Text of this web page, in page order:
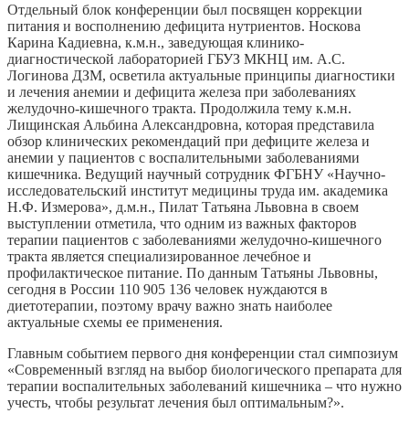
Отдельный блок конференции был посвящен коррекции
питания и восполнению дефицита нутриентов. Носкова
Карина Кадиевна, к.м.н., заведующая клинико-
диагностической лабораторией ГБУЗ МКНЦ им. А.С.
Логинова ДЗМ, осветила актуальные принципы диагностики
и лечения анемии и дефицита железа при заболеваниях
желудочно-кишечного тракта. Продолжила тему к.м.н.
Лищинская Альбина Александровна, которая представила
обзор клинических рекомендаций при дефиците железа и
анемии у пациентов с воспалительными заболеваниями
кишечника. Ведущий научный сотрудник ФГБНУ «Научно-
исследовательский институт медицины труда им. академика
Н.Ф. Измерова», д.м.н., Пилат Татьяна Львовна в своем
выступлении отметила, что одним из важных факторов
терапии пациентов с заболеваниями желудочно-кишечного
тракта является специализированное лечебное и
профилактическое питание. По данным Татьяны Львовны,
сегодня в России 110 905 136 человек нуждаются в
диетотерапии, поэтому врачу важно знать наиболее
актуальные схемы ее применения.
Главным событием первого дня конференции стал симпозиум
«Современный взгляд на выбор биологического препарата для
терапии воспалительных заболеваний кишечника – что нужно
учесть, чтобы результат лечения был оптимальным?».